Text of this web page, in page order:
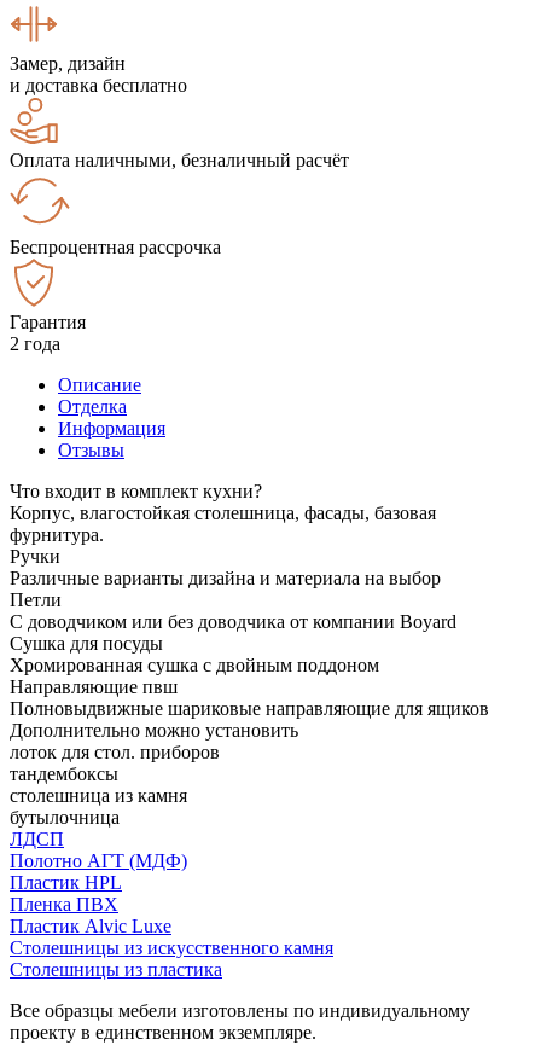
Замер, дизайн
и доставка бесплатно
Оплата наличными, безналичный расчёт
Беспроцентная рассрочка
Гарантия
2 года
Описание
Отделка
Информация
Отзывы
Что входит в комплект кухни?
Корпус, влагостойкая столешница, фасады, базовая
фурнитура.
Ручки
Различные варианты дизайна и материала на выбор
Петли
С доводчиком или без доводчика от компании Boyard
Сушка для посуды
Хромированная сушка с двойным поддоном
Направляющие пвш
Полновыдвижные шариковые направляющие для ящиков
Дополнительно можно установить
лоток для стол. приборов
тандембоксы
столешница из камня
бутылочница
ЛДСП
Полотно АГТ (МДФ)
Пластик HPL
Пленка ПВХ
Пластик Alvic Luxe
Столешницы из искусственного камня
Столешницы из пластика
Все образцы мебели изготовлены по индивидуальному
проекту в единственном экземпляре.